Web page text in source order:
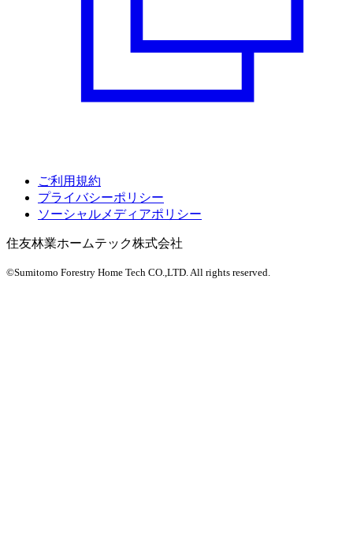
ご利用規約
プライバシーポリシー
ソーシャルメディアポリシー
住友林業ホームテック株式会社
©Sumitomo Forestry Home Tech CO.,LTD. All rights reserved.